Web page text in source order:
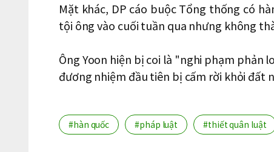
Mặt khác, DP cáo buộc Tổng thống có
tội ông vào cuối tuần qua nhưng không
Ông Yoon hiện bị coi là "nghi phạm
đương nhiệm đầu tiên bị cấm rời khỏi đất
#hàn quốc #pháp luật #thiết quân luật